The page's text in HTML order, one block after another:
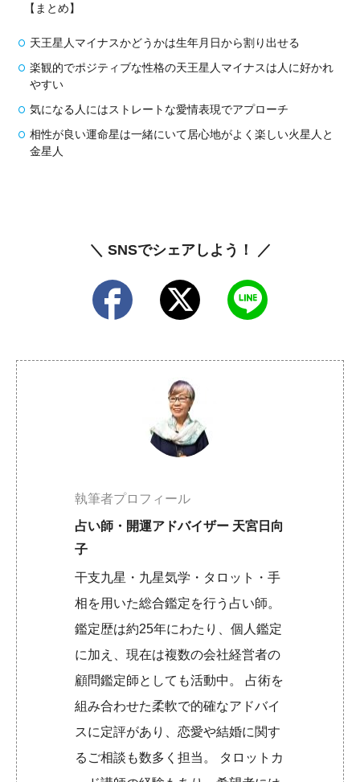
【まとめ】
天王星人マイナスかどうかは生年月日から割り出せる
楽観的でポジティブな性格の天王星人マイナスは人に好かれ
やすい
気になる人にはストレートな愛情表現でアプローチ
相性が良い運命星は一緒にいて居心地がよく楽しい火星人と
金星人
＼ SNSでシェアしよう！ ／
執筆者プロフィール
占い師・開運アドバイザー 天宮日向
子
干支九星・九星気学・タロット・手
相を用いた総合鑑定を行う占い師。
鑑定歴は約25年にわたり、個人鑑定
に加え、現在は複数の会社経営者の
顧問鑑定師としても活動中。 占術を
組み合わせた柔軟で的確なアドバイ
スに定評があり、恋愛や結婚に関す
るご相談も数多く担当。 タロットカ